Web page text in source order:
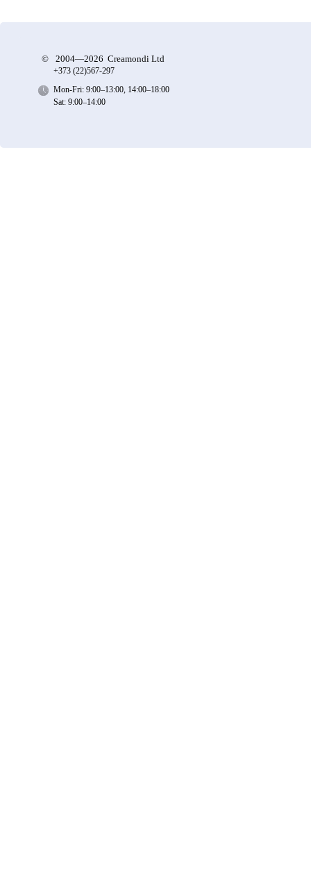
© 2004—2026 Creamondi Ltd
+373 (22)567-297
Mon-Fri: 9:00–13:00, 14:00–18:00
Sat: 9:00–14:00